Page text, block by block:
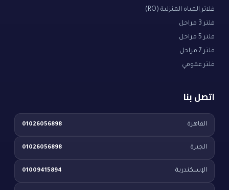
فلاتر المياه المنزلية (RO)
فلتر 3 مراحل
فلتر 5 مراحل
فلتر 7 مراحل
فلتر عمومي
اتصل بنا
القاهرة 01026056898
الجيزة 01026056898
الإسكندرية 01009415894